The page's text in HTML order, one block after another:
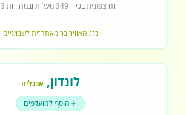
רוחצפוניתבכיוון349מעלות ובמהירות 3
מזג האוויר ברומאתחזית לשבועיים
לונדון, אנגליה
הוסף למועדפים